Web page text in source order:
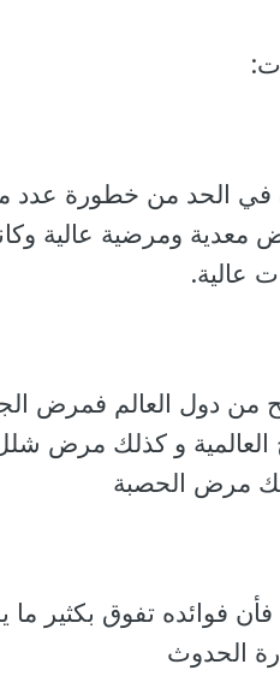
في الحد من خطورة عدد
معدية ومرضية عالية
عالية.
من دول العالم فمرض
العالمية و كذلك مرض
مرض الحصبة
فوائده تفوق بكثير ما
الحدوث